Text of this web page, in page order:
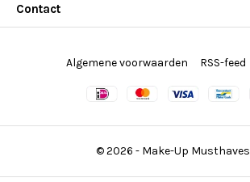
Contact
© 2026 - Make-Up Musthaves
Algemene voorwaarden RSS-feed